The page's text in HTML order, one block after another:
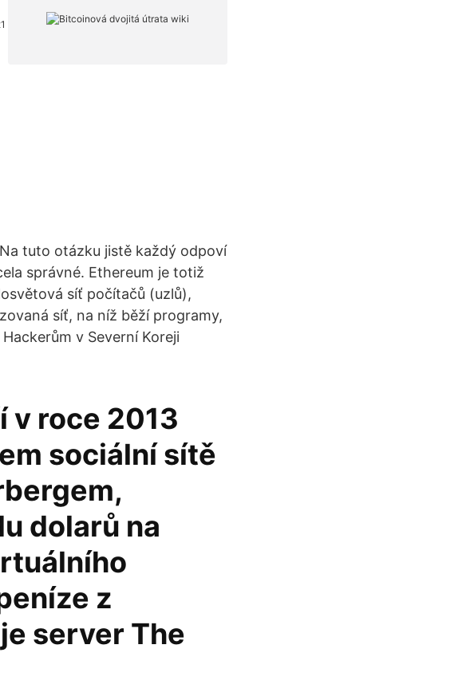
tuto otázku jistě každý odpoví
správné. Ethereum je totiž
síť počítačů (uzlů),
síť, na níž běží programy,
v Severní Koreji
v roce 2013
sociální sítě
dolarů na
z
server The